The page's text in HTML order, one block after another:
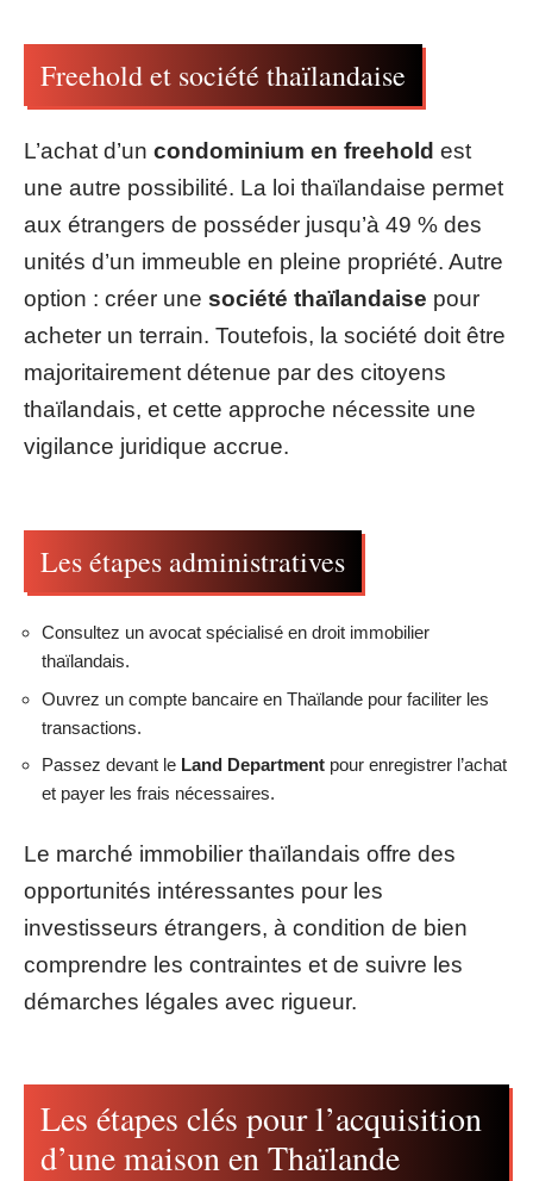
Freehold et société thaïlandaise
L’achat d’un condominium en freehold est
une autre possibilité. La loi thaïlandaise permet
aux étrangers de posséder jusqu’à 49 % des
unités d’un immeuble en pleine propriété. Autre
option : créer une société thaïlandaise pour
acheter un terrain. Toutefois, la société doit être
majoritairement détenue par des citoyens
thaïlandais, et cette approche nécessite une
vigilance juridique accrue.
Les étapes administratives
Consultez un avocat spécialisé en droit immobilier
thaïlandais.
Ouvrez un compte bancaire en Thaïlande pour faciliter les
transactions.
Passez devant le Land Department pour enregistrer l’achat
et payer les frais nécessaires.
Le marché immobilier thaïlandais offre des
opportunités intéressantes pour les
investisseurs étrangers, à condition de bien
comprendre les contraintes et de suivre les
démarches légales avec rigueur.
Les étapes clés pour l’acquisition
d’une maison en Thaïlande